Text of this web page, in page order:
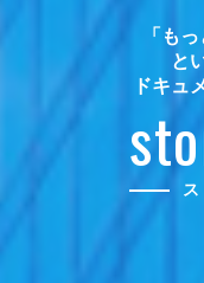
「も
と
ドキュ